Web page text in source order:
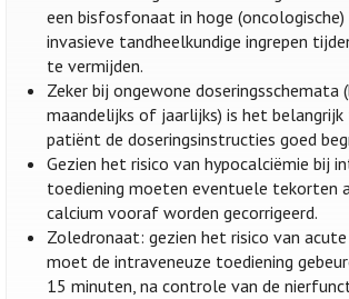
een bisfosfonaat in hoge (oncologische)
invasieve tandheelkundige ingrepen
te vermijden.
Zeker bij ongewone doseringsschemata
maandelijks of jaarlijks) is het
patiënt de doseringsinstructies goed
Gezien het risico van hypocalciëmie bij
toediening moeten eventuele tekorten
calcium vooraf worden gecorrigeerd.
Zoledronaat: gezien het risico van
moet de intraveneuze toediening
15 minuten, na controle van de